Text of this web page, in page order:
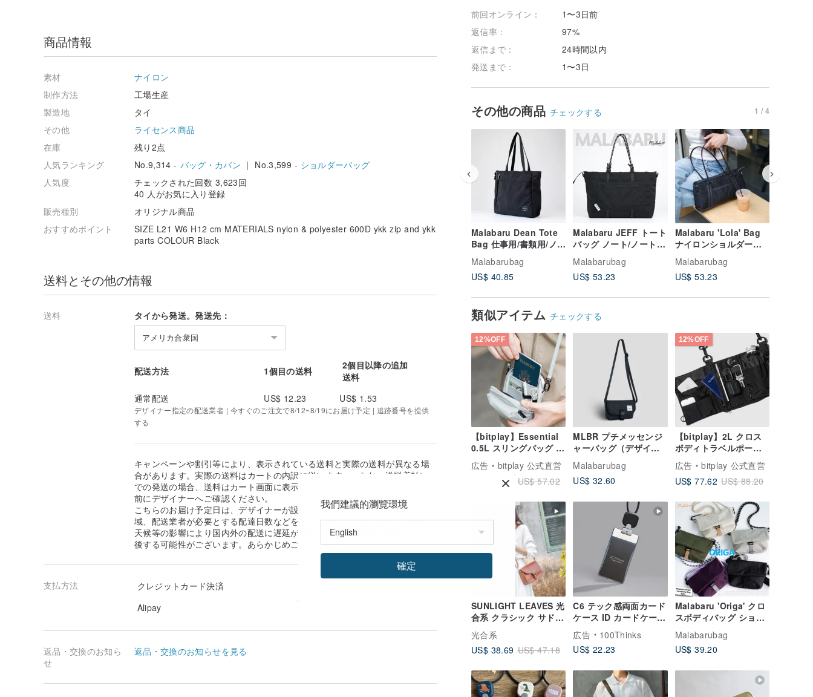
前回オンライン：
1〜3日前
返信率：
97%
返信まで：
24時間以内
発送まで：
1〜3日
その他の商品 チェックする 1 / 4
Malabaru Dean Tote
Bag 仕事用/書類用/ノー
ト PC16 インチ収納可
Malabarubag
US$ 40.85
Malabaru JEFF トート
バッグ ノート/ノートパ
ソコンバッグ
Malabarubag
US$ 53.23
Malabaru 'Lola' Bag
ナイロンショルダーバ
ッグ
Malabarubag
US$ 53.23
類似アイテム チェックする
12%OFF
【bitplay】Essential
0.5L スリングバッグ |
ミニショルダーバッグ
広告
bitplay 公式直営
US$ 50.18
US$ 57.02
MLBR プチメッセンジ
ャーバッグ（デザイン
改良版）防水生地のシ
ョルダーバッグ、チェ
ストバッグ
Malabarubag
US$ 32.60
12%OFF
【bitplay】2L クロス
ボディトラベルポーチ
ショルダーバッグ
広告
bitplay 公式直営
US$ 77.62 US$ 88.20
SUNLIGHT LEAVES 光
合系 クラシック サドル
斜めかけバッグ 女 ブラ
ウン
光合系
US$ 38.69 US$ 47.18
C6 テック感両面カード
ケース ID カードケース
カードケース ID ホルダ
ー 伸縮カードケース
広告
100Thinks
US$ 22.23
Malabaru 'Origa' クロ
スボディバッグ ショル
ルコード パラコード
8mm
Malabarubag
US$ 39.20
商品情報
素材
ナイロン
制作方法
工場生産
製造地
タイ
その他
ライセンス商品
在庫
残り2点
人気ランキング
No.9,314 - バッグ・カバン | No.3,599 - ショルダーバッグ
人気度
チェックされた回数 3,623回
40 人がお気に入り登録
販売種別
オリジナル商品
おすすめポイント
SIZE L21 W6 H12 cm MATERIALS nylon & polyester 600D ykk zip and ykk
parts COLOUR Black
送料とその他の情報
送料 タイから発送。発送先：
アメリカ合衆国
配送方法 1個目の送料
2個目以降の追加
送料
通常配送
US$ 12.23 US$ 1.53
デザイナー指定の配送業者 | 今すぐのご注文で8/12~8/19にお届け予定 | 追跡番号を提供
する
キャンペーンや割引等により、表示されている送料と実際の送料が異なる場
合があります。実際の送料はカートの内訳に従います。 ※なお、送料着払い
での発送の場合、送料はカート画面に表示されません。おおよその送料は事
前にデザイナーへご確認ください。
こちらのお届け予定日は、デザイナーが設定した発送までの日数、配送先地
域、配送業者が必要とする配達日数などを考慮し算出しております。祝日や
天候等の影響により国内外の配送に遅延が発生した場合、実際の到着日が前
後する可能性がございます。あらかじめご了承ください。
支払方法
クレジットカード決済
Alipay
返品・交換のお知ら
せ
返品・交換のお知らせを見る
我們建議的瀏覽環境
確定